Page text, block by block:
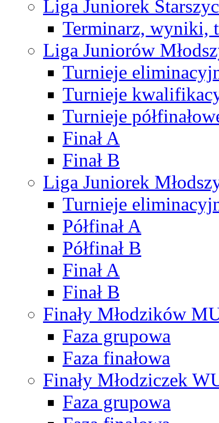
Liga Juniorek
Terminarz, wyniki,
Liga Juniorów
Turnieje
Turnieje
Turnieje
Finał A
Finał B
Liga Juniorek
Turnieje
Półfinał A
Półfinał B
Finał A
Finał B
Finały Młodzików
Faza grupowa
Faza finałowa
Finały Młodziczek
Faza grupowa